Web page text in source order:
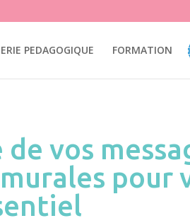
illustration interfaces UI
PEDAGOGIQUE FORMATION
vos
pour